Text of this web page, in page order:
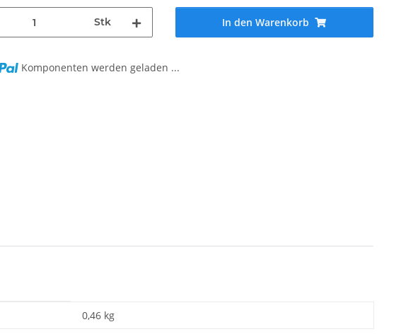
Stk In den Warenkorb
Komponenten werden geladen ...
0,46 kg